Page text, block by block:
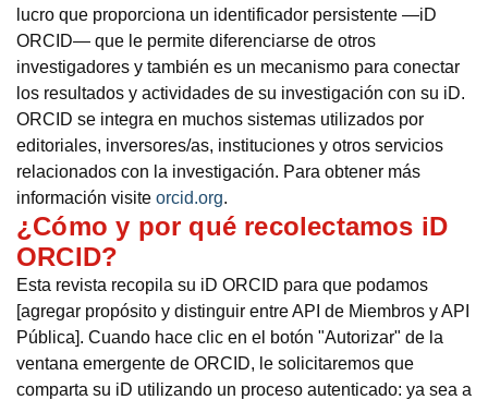
lucro que proporciona un identificador persistente —iD
ORCID— que le permite diferenciarse de otros
investigadores y también es un mecanismo para conectar
los resultados y actividades de su investigación con su iD.
ORCID se integra en muchos sistemas utilizados por
editoriales, inversores/as, instituciones y otros servicios
relacionados con la investigación. Para obtener más
información visite orcid.org.
¿Cómo y por qué recolectamos iD
ORCID?
Esta revista recopila su iD ORCID para que podamos
[agregar propósito y distinguir entre API de Miembros y API
Pública]. Cuando hace clic en el botón "Autorizar" de la
ventana emergente de ORCID, le solicitaremos que
comparta su iD utilizando un proceso autenticado: ya sea a